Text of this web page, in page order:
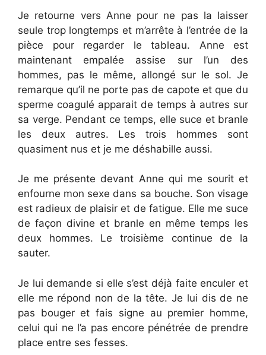
Je retourne vers Anne pour ne pas la laisser
seule trop longtemps et m’arrête à l’entrée de la
pièce pour regarder le tableau. Anne est
maintenant empalée assise sur l’un des
hommes, pas le même, allongé sur le sol. Je
remarque qu’il ne porte pas de capote et que du
sperme coagulé apparait de temps à autres sur
sa verge. Pendant ce temps, elle suce et branle
les deux autres. Les trois hommes sont
quasiment nus et je me déshabille aussi.
Je me présente devant Anne qui me sourit et
enfourne mon sexe dans sa bouche. Son visage
est radieux de plaisir et de fatigue. Elle me suce
de façon divine et branle en même temps les
deux hommes. Le troisième continue de la
sauter.
Je lui demande si elle s’est déjà faite enculer et
elle me répond non de la tête. Je lui dis de ne
pas bouger et fais signe au premier homme,
celui qui ne l’a pas encore pénétrée de prendre
place entre ses fesses.